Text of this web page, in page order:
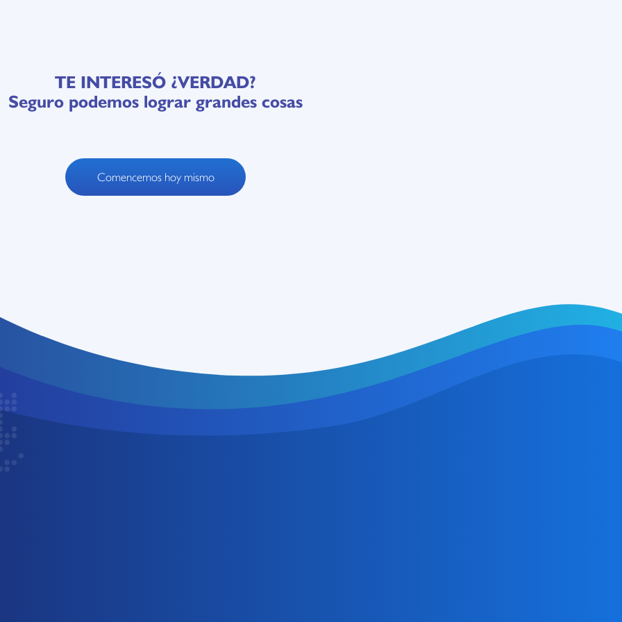
TE INTERESÓ ¿VERDAD?
Seguro podemos lograr grandes cosas
Comencemos hoy mismo